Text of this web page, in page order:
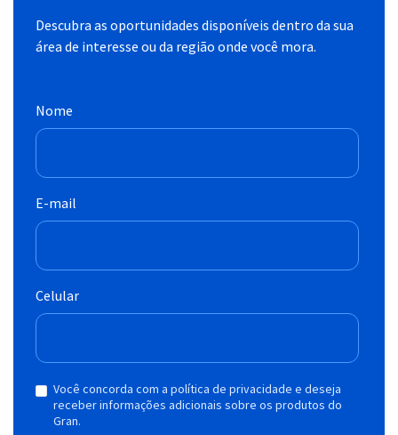
Descubra as oportunidades disponíveis dentro da sua
área de interesse ou da região onde você mora.
Nome
E-mail
Celular
Você concorda com a política de privacidade e deseja
receber informações adicionais sobre os produtos do
Gran.